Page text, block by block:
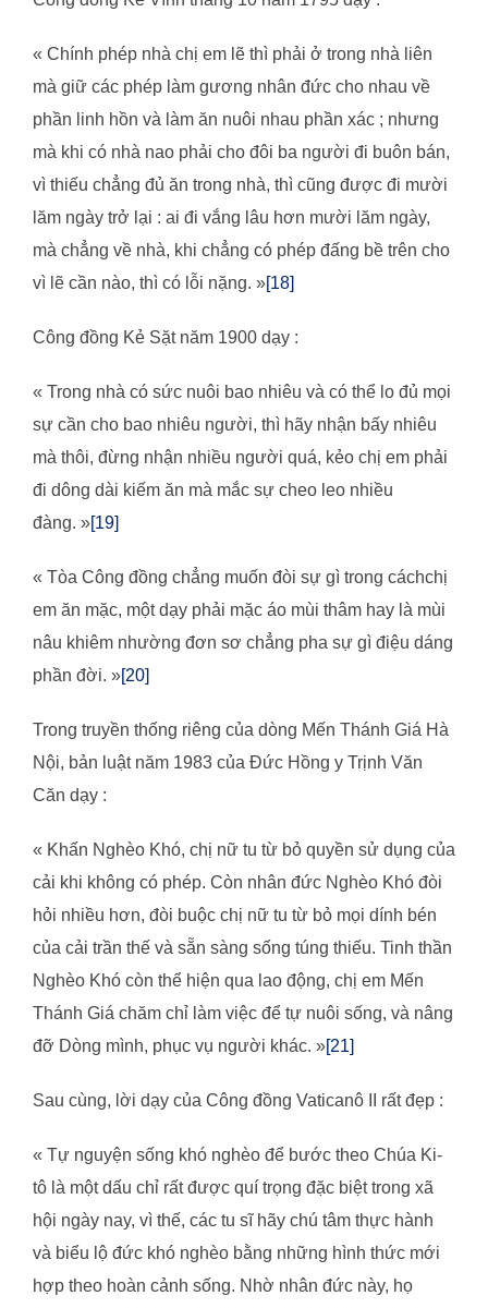
« Chính phép nhà chị em lẽ thì phải ở trong nhà liên
mà giữ các phép làm gương nhân đức cho nhau về
phần linh hồn và làm ăn nuôi nhau phần xác ; nhưng
mà khi có nhà nao phải cho đôi ba người đi buôn bán,
vì thiếu chẳng đủ ăn trong nhà, thì cũng được đi mười
lăm ngày trở lại : ai đi vắng lâu hơn mười lăm ngày,
mà chẳng về nhà, khi chẳng có phép đấng bề trên cho
vì lẽ cần nào, thì có lỗi nặng. »[18]
Công đồng Kẻ Sặt năm 1900 dạy :
« Trong nhà có sức nuôi bao nhiêu và có thể lo đủ mọi
sự cần cho bao nhiêu người, thì hãy nhận bấy nhiêu
mà thôi, đừng nhận nhiều người quá, kẻo chị em phải
đi dông dài kiếm ăn mà mắc sự cheo leo nhiều
đàng. »[19]
« Tòa Công đồng chẳng muốn đòi sự gì trong cáchchị
em ăn mặc, một dạy phải mặc áo mùi thâm hay là mùi
nâu khiêm nhường đơn sơ chẳng pha sự gì điệu dáng
phần đời. »[20]
Trong truyền thống riêng của dòng Mến Thánh Giá Hà
Nội, bản luật năm 1983 của Đức Hồng y Trịnh Văn
Căn dạy :
« Khấn Nghèo Khó, chị nữ tu từ bỏ quyền sử dụng của
cải khi không có phép. Còn nhân đức Nghèo Khó đòi
hỏi nhiều hơn, đòi buộc chị nữ tu từ bỏ mọi dính bén
của cải trần thế và sẵn sàng sống túng thiếu. Tinh thần
Nghèo Khó còn thể hiện qua lao động, chị em Mến
Thánh Giá chăm chỉ làm việc để tự nuôi sống, và nâng
đỡ Dòng mình, phục vụ người khác. »[21]
Sau cùng, lời dạy của Công đồng Vaticanô II rất đẹp :
« Tự nguyện sống khó nghèo để bước theo Chúa Ki-
tô là một dấu chỉ rất được quí trọng đặc biệt trong xã
hội ngày nay, vì thế, các tu sĩ hãy chú tâm thực hành
và biểu lộ đức khó nghèo bằng những hình thức mới
hợp theo hoàn cảnh sống. Nhờ nhân đức này, họ